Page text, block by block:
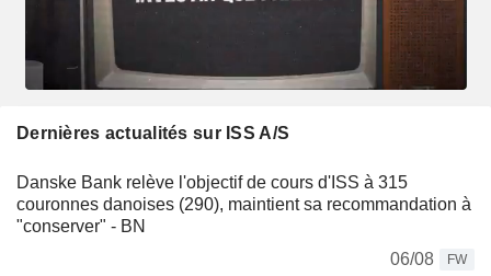
Dernières actualités sur ISS A/S
Danske Bank relève l'objectif de cours d'ISS à 315
couronnes danoises (290), maintient sa recommandation à
"conserver" - BN
06/08
FW